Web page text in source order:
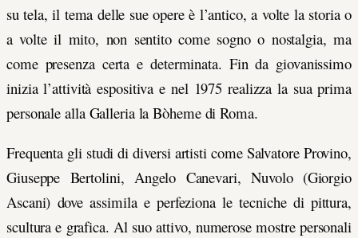
su tela, il tema delle sue opere è l’antico, a volte la storia o
a volte il mito, non sentito come sogno o nostalgia, ma
come presenza certa e determinata. Fin da giovanissimo
inizia l’attività espositiva e nel 1975 realizza la sua prima
personale alla Galleria la Bòheme di Roma.
Frequenta gli studi di diversi artisti come Salvatore Provino,
Giuseppe Bertolini, Angelo Canevari, Nuvolo (Giorgio
Ascani) dove assimila e perfeziona le tecniche di pittura,
scultura e grafica. Al suo attivo, numerose mostre personali